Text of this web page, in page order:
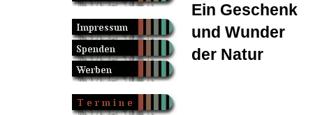
Ein Geschenk
und Wunder
der Natur